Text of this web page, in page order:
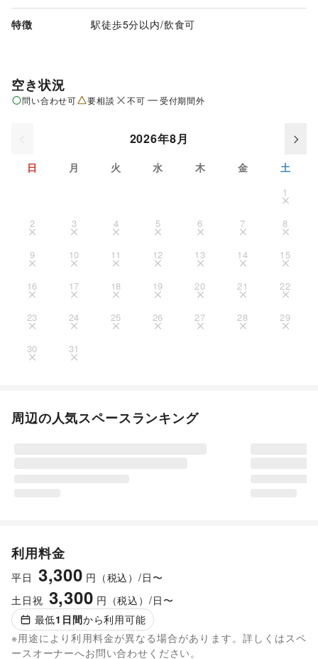
特徴 駅徒歩5分以内/飲食可
空き状況
問い合わせ可 要相談 不可 受付期間外
2026年8月
日 月 火 水 木 金 土
1
2 3 4 5 6 7 8
9 10 11 12 13 14 15
16 17 18 19 20 21 22
23 24 25 26 27 28 29
30 31
周辺の人気スペースランキング
利用料金
平日 3,300 円（税込）/日〜
土日祝 3,300 円（税込）/日〜
最低1 日間から利用可能
※用途により利用料金が異なる場合があります。詳しくはスペ
ースオーナーへお問い合わせください。